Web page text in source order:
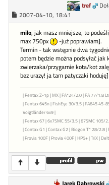
tref
2007-04-10, 18:41
milo, jak masz mniejsze, to
max 750px
-już poprawiam].
Termin - tak wstępnie dwa
potem będzie można podsyłać
zwierzaka/przygarnie kota/kot
bez urazy! ja tam patyczaki hoduję]
| Pentax Z-1p | MX | FA*24/2.0 | FA 77/1.8
| Pentax 645n | FishEye 30/3.5 | FA645
Voigtländer 6x9 |
| Pentax 67 | 6x7SMC 55/3.5 | 67SMC 105/
| Contax G1 | Contax G2 | Biogon T* 28/2.8
| Provia 100F | Provia 400F | HP5+ | TriX |